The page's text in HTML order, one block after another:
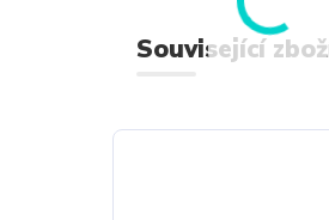
Související